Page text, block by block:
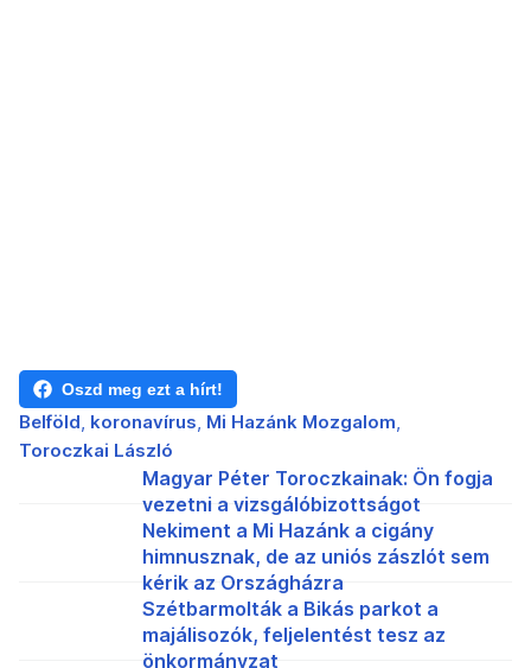
Oszd meg ezt a hírt!
Belföld koronavírus Mi Hazánk Mozgalom
Toroczkai László
Magyar Péter Toroczkainak: Ön fogja
vezetni a vizsgálóbizottságot
Nekiment a Mi Hazánk a cigány
himnusznak, de az uniós zászlót sem
kérik az Országházra
Szétbarmolták a Bikás parkot a
majálisozók, feljelentést tesz az
önkormányzat